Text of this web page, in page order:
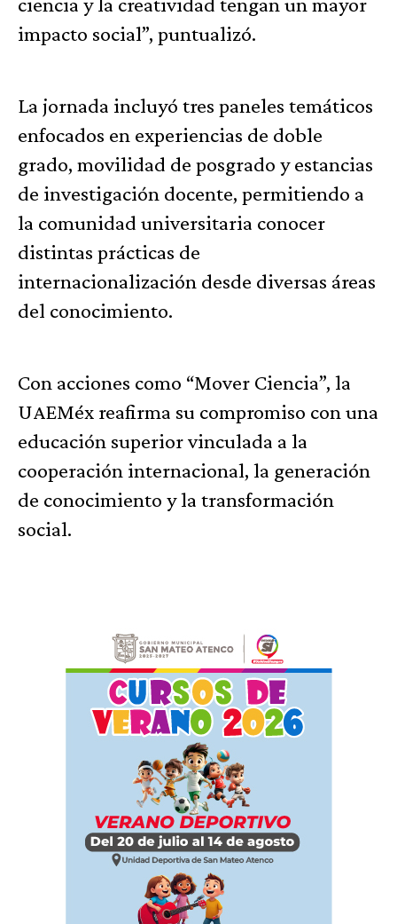
impacto social”, puntualizó.
La jornada incluyó tres paneles temáticos
enfocados en experiencias de doble
grado, movilidad de posgrado y estancias
de investigación docente, permitiendo a
la comunidad universitaria conocer
distintas prácticas de
internacionalización desde diversas áreas
del conocimiento.
Con acciones como “Mover Ciencia”, la
UAEMéx reafirma su compromiso con una
educación superior vinculada a la
cooperación internacional, la generación
de conocimiento y la transformación
social.